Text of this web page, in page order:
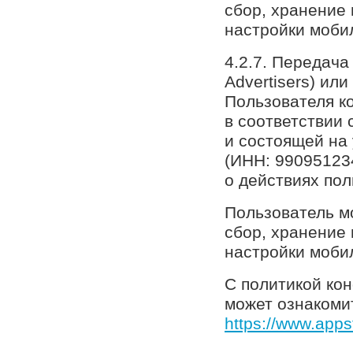
сбор, хранение
настройки
4.2.7. Передача
Advertisers) или
Пользователя
в соответствии
и состоящей на
(ИНН:
о действиях
Пользователь
сбор, хранение
настройки
С политикой
может
https://